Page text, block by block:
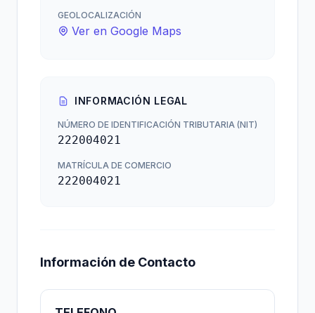
GEOLOCALIZACIÓN
Ver en Google Maps
INFORMACIÓN LEGAL
NÚMERO DE IDENTIFICACIÓN TRIBUTARIA (NIT)
222004021
MATRÍCULA DE COMERCIO
222004021
Información de Contacto